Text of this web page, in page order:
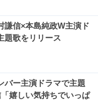
謙信×本島純政W主演ド
題歌をリリース
バー主演ドラマで主題
嬉しい気持ちでいっぱ